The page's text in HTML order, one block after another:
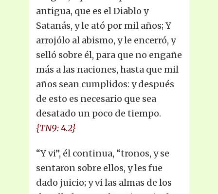
antigua, que es el Diablo y
Satanás, y le ató por mil años; Y
arrojólo al abismo, y le encerró, y
selló sobre él, para que no engañe
más a las naciones, hasta que mil
años sean cumplidos: y después
de esto es necesario que sea
desatado un poco de tiempo.
{TN9: 4.2}
“Y vi”, él continua, “tronos, y se
sentaron sobre ellos, y les fue
dado juicio; y vi las almas de los